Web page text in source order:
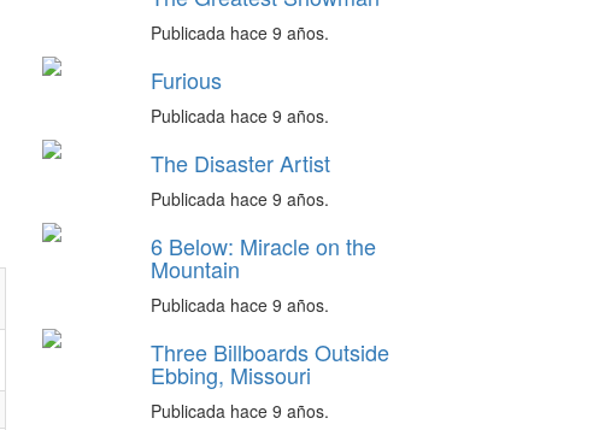
Publicada hace 9 años.
Furious
Publicada hace 9 años.
The Disaster Artist
Publicada hace 9 años.
6 Below: Miracle on the
Mountain
Publicada hace 9 años.
Three Billboards Outside
Ebbing, Missouri
Publicada hace 9 años.